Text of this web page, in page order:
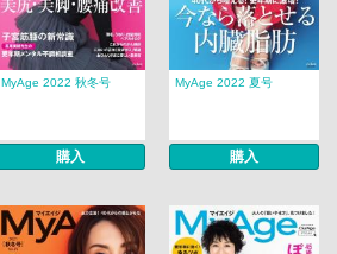
MyAge 2022 秋冬号
購入
MyAge 2022 夏号
購入